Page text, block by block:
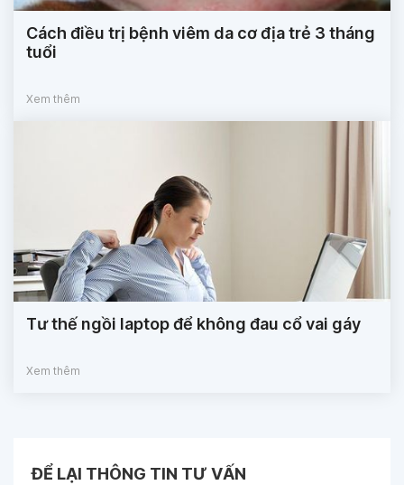
Cách điều trị bệnh viêm da cơ địa trẻ 3 tháng
tuổi
Xem thêm
Tư thế ngồi laptop để không đau cổ vai gáy
Xem thêm
ĐỂ LẠI THÔNG TIN TƯ VẤN